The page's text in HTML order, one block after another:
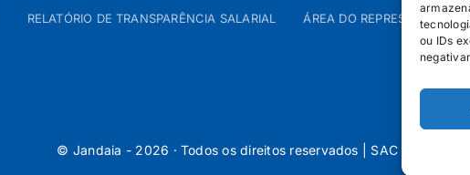
ou IDs
RELATÓRIO DE TRANSPARÊNCIA SALARIAL ÁREA DO REPRESENTANTE
© Jandaia - 2026 · Todos os direitos reservados | SAC 0800 160